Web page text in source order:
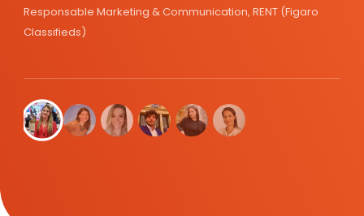
Responsable Marketing & Communication, RENT (Figaro
Classifieds)